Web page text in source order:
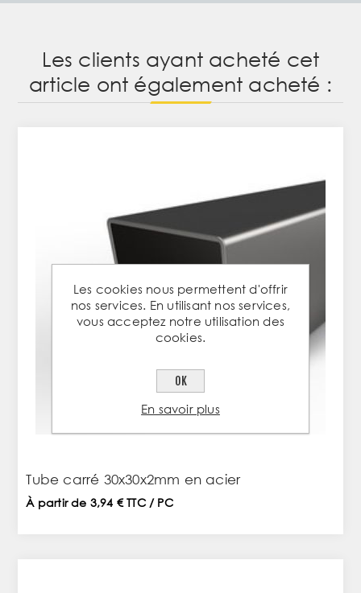
Les clients ayant acheté cet
article ont également acheté :
Tube carré 30x30x2mm en acier
À partir de 3,94 € TTC / PC
Les cookies nous permettent d'offrir
nos services. En utilisant nos services,
vous acceptez notre utilisation des
cookies.
OK
En savoir plus